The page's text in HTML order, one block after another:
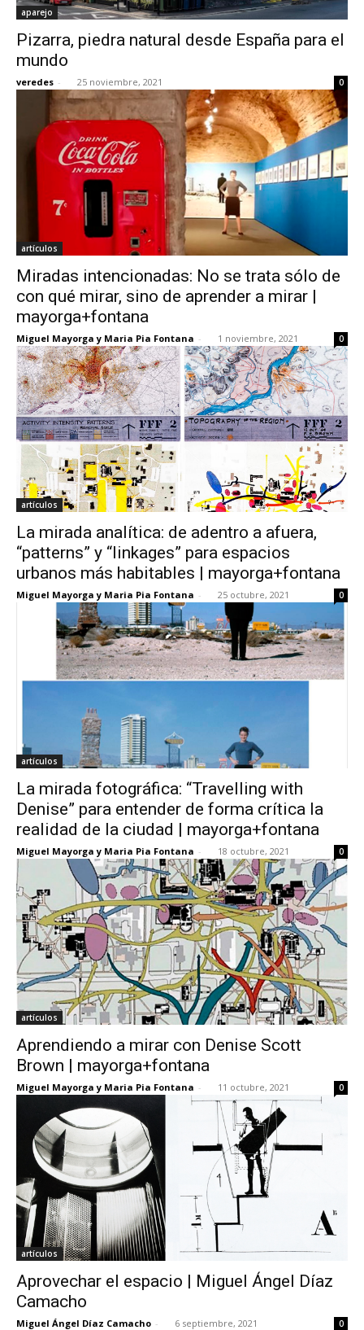
aparejo
Pizarra, piedra natural desde España para el
mundo
veredes - 25 noviembre, 2021 0
artículos
Miradas intencionadas: No se trata sólo de
con qué mirar, sino de aprender a mirar |
mayorga+fontana
Miguel Mayorga y Maria Pia Fontana - 1 noviembre, 2021 0
artículos
La mirada analítica: de adentro a afuera,
“patterns” y “linkages” para espacios
urbanos más habitables | mayorga+fontana
Miguel Mayorga y Maria Pia Fontana - 25 octubre, 2021 0
artículos
La mirada fotográfica: “Travelling with
Denise” para entender de forma crítica la
realidad de la ciudad | mayorga+fontana
Miguel Mayorga y Maria Pia Fontana - 18 octubre, 2021 0
artículos
Aprendiendo a mirar con Denise Scott
Brown | mayorga+fontana
Miguel Mayorga y Maria Pia Fontana - 11 octubre, 2021 0
artículos
Aprovechar el espacio | Miguel Ángel Díaz
Camacho
Miguel Ángel Díaz Camacho - 6 septiembre, 2021 0